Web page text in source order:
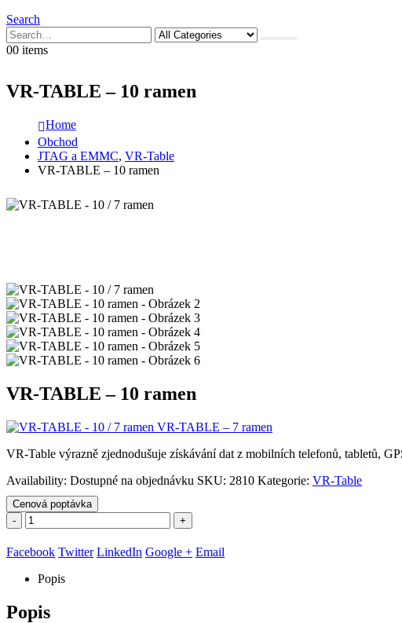
Search
00 items
VR-TABLE – 10 ramen
Home
Obchod
JTAG a EMMC, VR-Table
VR-TABLE – 10 ramen
VR-TABLE – 10 ramen
VR-TABLE – 7 ramen
VR-Table výrazně zjednodušuje získávání dat z mobilních telefonů, tabletů,
Availability: Dostupné na objednávku SKU: 2810 Kategorie: VR-Table
Cenová poptávka
-
+
Facebook Twitter LinkedIn Google + Email
Popis
Popis